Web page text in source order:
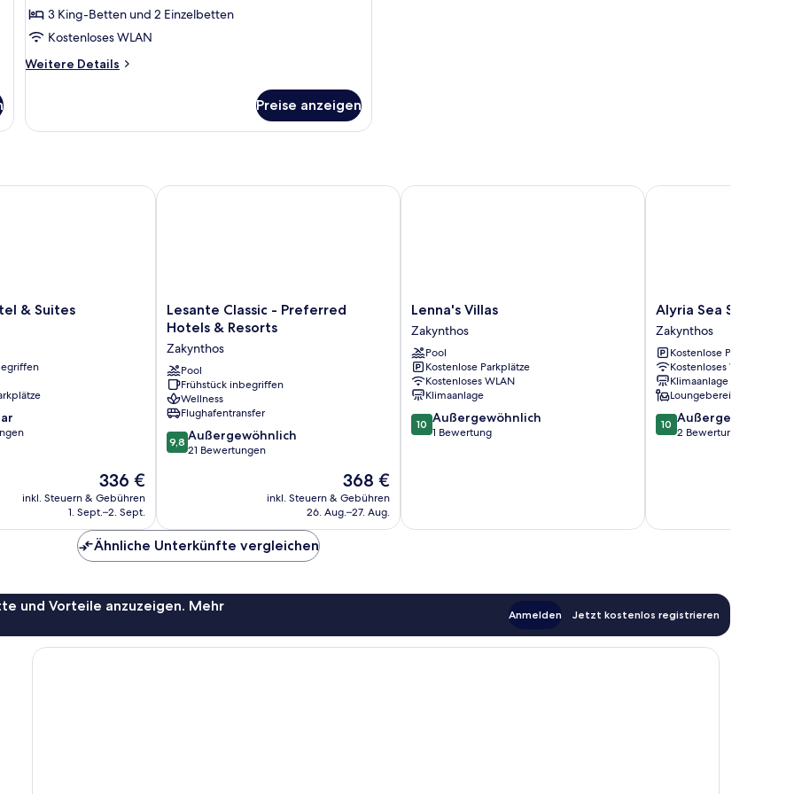
Pool,
Meerblick
3 King-Betten und 2 Einzelbetten
Kostenloses WLAN
Weitere Details
Weitere
Villa,
Meerblick
Preise anzeigen
& Suites
Der
Preis
beträgt
336 €
inkl. Steuern & Gebühren
1. Sept.–2. Sept.
Suites
Lesante
Classic
Preferred
Hotels
&
Resorts
Zakynthos
Lesante Classic - Preferred
Hotels & Resorts
Zakynthos
Pool
Frühstück inbegriffen
Wellness
Flughafentransfer
9.8
von
9,8 Außergewöhnlich
21 Bewertungen
Der
Preis
beträgt
368 €
inkl. Steuern & Gebühren
26. Aug.–27. Aug.
Lesante Classic - Preferred Hotels & Resorts
Lenna's
Villas
Zakynthos
Lenna's Villas
Zakynthos
Pool
Kostenlose Parkplätze
Kostenloses WLAN
Klimaanlage
10.0
von
10 Außergewöhnlich
1 Bewertung
Lenna's Villas
Alyria
Sea
Side
Suites
Zakynthos
Alyria Sea Side
Zakynthos
Kostenlose Parkplätze
Kostenloses WLAN
Klimaanlage
Loungebereich
10.0
von
10 Außergewöhnlich
2 Bewertungen
Alyria Sea Side Suites
Ähnliche Unterkünfte vergleichen
und Vorteile anzuzeigen. Mehr
Anmelden Jetzt kostenlos registrieren